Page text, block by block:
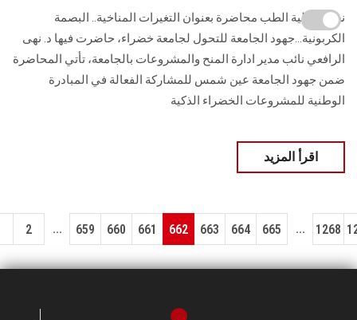
نظمت كلية الطب محاضرة بعنوان التغيرات المناخية.. البصمة
الكربونية...جهود الجامعة للتحول لجامعة خضراء، حاضرت فيها د. نهى
الرافعي نائب مدير ادارة المنح والمشروعات بالجامعة، تأتي المحاضرة
ضمن جهود الجامعة عين شمس للمشاركة الفعالة في المبادرة
الوطنية للمشروعات الخضراء الذكية
اقرأ المزيد
2 ... 659 660 661 662 663 664 665 ... 1268